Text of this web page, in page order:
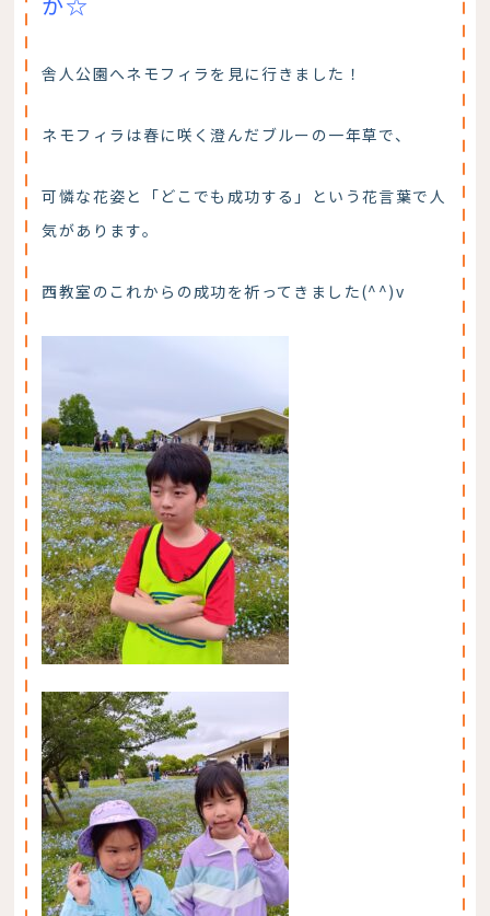
舎人公園へネモフィラを見に行きました！
ネモフィラは春に咲く澄んだブルーの一年草で、
可憐な花姿と「どこでも成功する」という花言葉で人
気があります。
西教室のこれからの成功を祈ってきました(^^)v